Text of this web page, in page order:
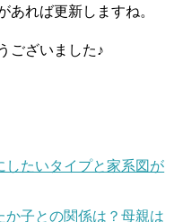
あれば更新しますね。
ございました♪
したいタイプと家系図が
か子との関係は？母親は